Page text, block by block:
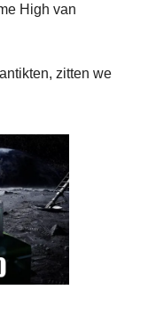
High van
zitten we